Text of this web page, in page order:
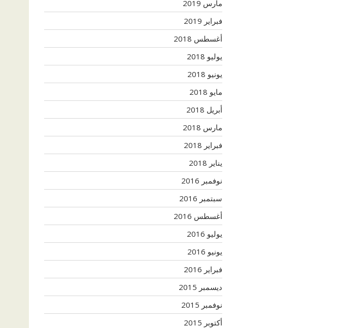
مارس 2019
فبراير 2019
أغسطس 2018
يوليو 2018
يونيو 2018
مايو 2018
أبريل 2018
مارس 2018
فبراير 2018
يناير 2018
نوفمبر 2016
سبتمبر 2016
أغسطس 2016
يوليو 2016
يونيو 2016
فبراير 2016
ديسمبر 2015
نوفمبر 2015
أكتوبر 2015